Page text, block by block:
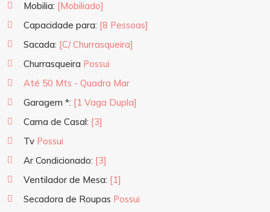
Mobilia: [Mobiliado]
Capacidade para: [8 Pessoas]
Sacada: [C/ Churrasqueira]
Churrasqueira Possui
Até 50 Mts - Quadra Mar
Garagem *: [1 Vaga Dupla]
Cama de Casal: [3]
Tv Possui
Ar Condicionado: [3]
Ventilador de Mesa: [1]
Secadora de Roupas Possui